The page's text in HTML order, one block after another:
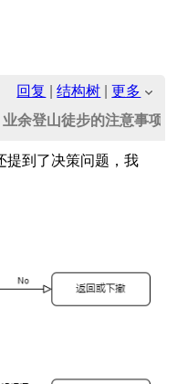
回复 |结构树 |更多
业余登山徒步的注意事项
提到了决策问题，我